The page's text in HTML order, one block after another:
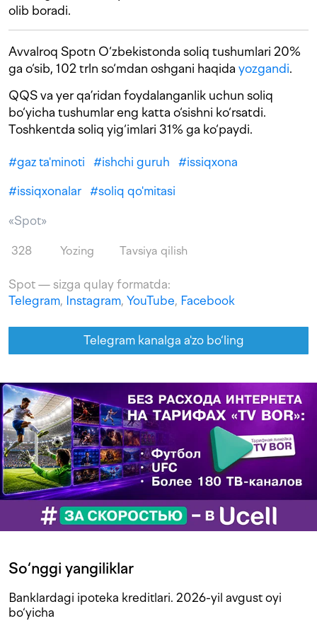
olib boradi.
Avvalroq Spotn O‘zbekistonda soliq tushumlari 20%
ga o‘sib, 102 trln so‘mdan oshgani haqida yozgandi.
QQS va yer qa’ridan foydalanganlik uchun soliq
bo‘yicha tushumlar eng katta o‘sishni ko‘rsatdi.
Toshkentda soliq yig‘imlari 31% ga ko‘paydi.
#gaz ta'minoti #ishchi guruh #issiqxona
#issiqxonalar #soliq qo'mitasi
«Spot»
328 Yozing Tavsiya qilish
Spot — sizga qulay formatda:
Telegram, Instagram, YouTube, Facebook
Telegram kanalga a'zo bo‘ling
So‘nggi yangiliklar
Banklardagi ipoteka kreditlari. 2026-yil avgust oyi
bo‘yicha